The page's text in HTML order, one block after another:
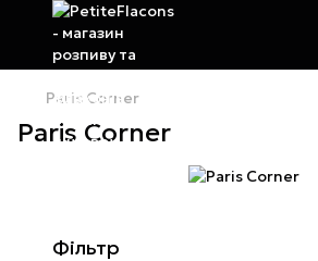
Paris Corner
Paris Corner
Фільтр